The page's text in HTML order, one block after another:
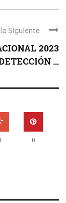
Siguiente
2023
...
0